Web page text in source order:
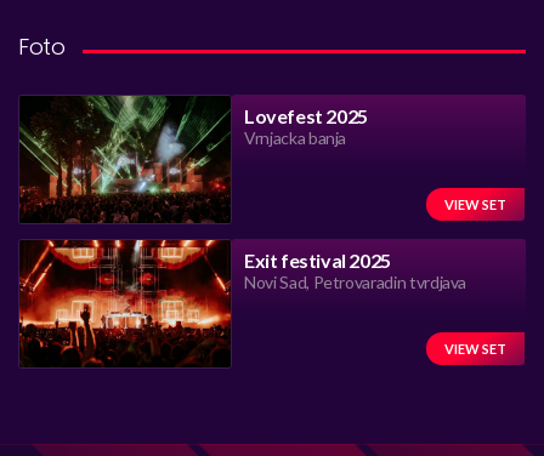
Foto
Lovefest 2025
Vrnjacka banja
VIEW SET
Exit festival 2025
Novi Sad, Petrovaradin tvrdjava
VIEW SET